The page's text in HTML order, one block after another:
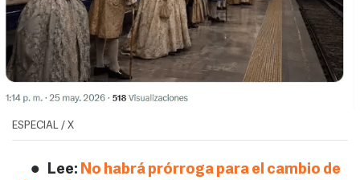
ESPECIAL / X
Lee: No habrá prórroga para el cambio de